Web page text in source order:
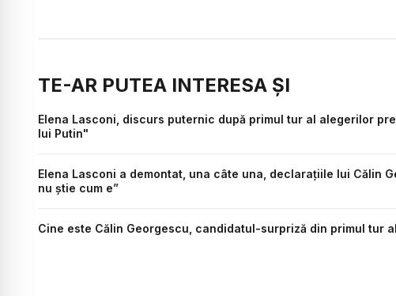
TE-AR PUTEA INTERESA ȘI
Elena Lasconi, discurs puternic după primul tur al alegerilor
lui Putin"
Elena Lasconi a demontat, una câte una, declarațiile lui Călin
nu știe cum e”
Cine este Călin Georgescu, candidatul-surpriză din primul tur